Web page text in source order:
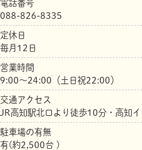
電話番号
088-826-8335
定休日
毎月12日
営業時間
9:00～24:00（土日祝22:00）
交通アクセス
JR高知駅北口より徒歩10分・高知
駐車場の有無
有(約2,500台 )